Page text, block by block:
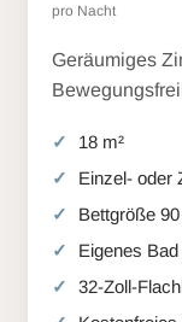
pro Nacht
Geräumiges
18 m²
Einzel- oder
Bettgröße
Eigenes
32-Zoll-